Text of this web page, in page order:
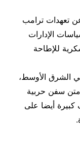
تعهدات ترامب
الإدارات
للإطاحة
الشرق الأوسط،
متن سفن حربية
أيضا على